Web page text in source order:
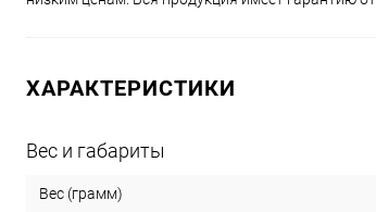
ХАРАКТЕРИСТИКИ
Вес и габариты
Вес (грамм)